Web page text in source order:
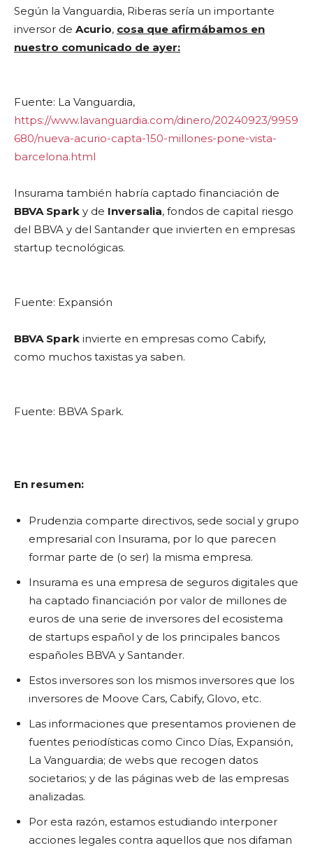
Según la Vanguardia, Riberas sería un importante
inversor de Acurio, cosa que afirmábamos en
nuestro comunicado de ayer:
Fuente: La Vanguardia,
https://www.lavanguardia.com/dinero/20240923/9959
680/nueva-acurio-capta-150-millones-pone-vista-
barcelona.html
Insurama también habría captado financiación de
BBVA Spark y de Inversalia, fondos de capital riesgo
del BBVA y del Santander que invierten en empresas
startup tecnológicas.
Fuente: Expansión
BBVA Spark invierte en empresas como Cabify,
como muchos taxistas ya saben.
Fuente: BBVA Spark.
En resumen:
Prudenzia comparte directivos, sede social y grupo
empresarial con Insurama, por lo que parecen
formar parte de (o ser) la misma empresa.
Insurama es una empresa de seguros digitales que
ha captado financiación por valor de millones de
euros de una serie de inversores del ecosistema
de startups español y de los principales bancos
españoles BBVA y Santander.
Estos inversores son los mismos inversores que los
inversores de Moove Cars, Cabify, Glovo, etc.
Las informaciones que presentamos provienen de
fuentes periodísticas como Cinco Días, Expansión,
La Vanguardia; de webs que recogen datos
societarios; y de las páginas web de las empresas
analizadas.
Por esta razón, estamos estudiando interponer
acciones legales contra aquellos que nos difaman